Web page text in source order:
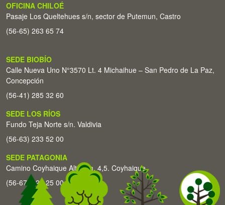
OFICINA CHILOÉ
Pasaje Los Queltehues s/n, sector de Putemun, Castro
(56-65) 263 65 74
SEDE BIOBÍO
Calle Nueva Uno N°3570 Lt. 4 Michaihue – San Pedro de La Paz,
Concepción
(56-41) 285 32 60
SEDE LOS RÍOS
Fundo Teja Norte s/n. Valdivia
(56-63) 233 52 00
SEDE PATAGONIA
Camino Coyhaique Alto Km. 4,5. Coyhaique
(56-67) 226 25 00